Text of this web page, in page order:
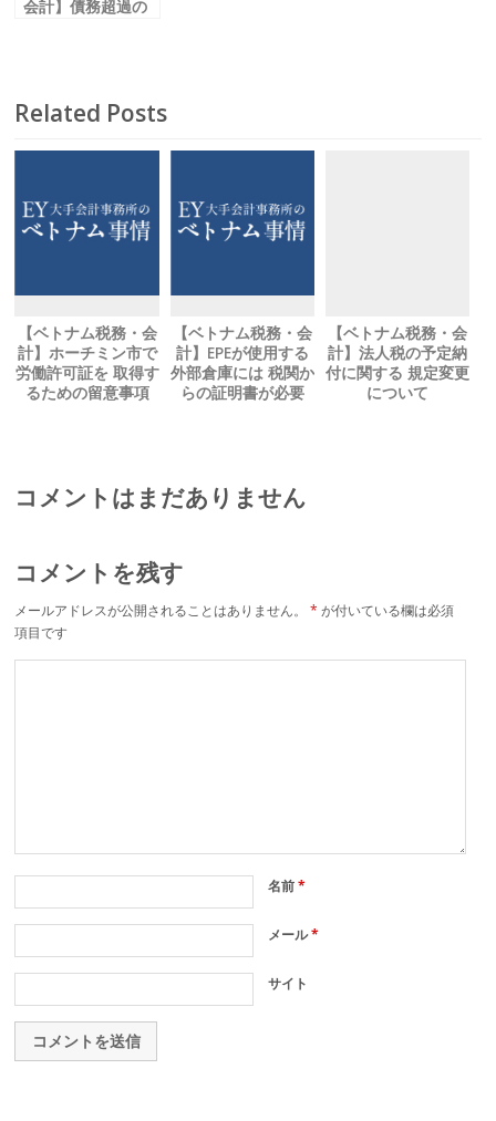
会計】債務超過の
Related Posts
【ベトナム税務・会
計】ホーチミン市で
労働許可証を 取得す
るための留意事項
【ベトナム税務・会
計】EPEが使用する
外部倉庫には 税関か
らの証明書が必要
【ベトナム税務・会
計】法人税の予定納
付に関する 規定変更
について
コメントはまだありません
コメントを残す
メールアドレスが公開されることはありません。 * が付いている欄は必須
項目です
名前*
メール*
サイト